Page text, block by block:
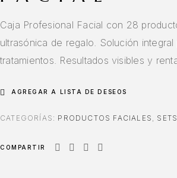
Caja Profesional Facial con 28
ultrasónica de regalo. Solución
tratamientos. Resultados visibles y
AGREGAR A LISTA DE DESEOS
CATEGORÍAS: PRODUCTOS FACIALES
COMPARTIR